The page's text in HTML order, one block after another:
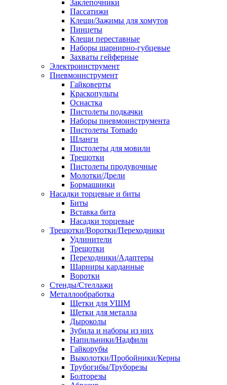
Заклепочники
Пассатижи
Клещи/Зажимы для хомутов
Пинцеты
Клещи переставные
Наборы шарнирно-губцевые
Захваты гейферные
Электроинструмент
Пневмоинструмент
Гайковерты
Краскопульты
Оснастка
Пистолеты подкачки
Наборы пневмоинструмента
Пистолеты Tornado
Шланги
Пистолеты для мовили
Трещотки
Пистолеты продувочные
Молотки/Дрели
Бормашинки
Насадки торцевые и биты
Биты
Вставка бита
Насадки торцевые
Трещотки/Воротки/Переходники
Удлинители
Трещотки
Переходники/Адаптеры
Шарниры карданные
Воротки
Стенды/Стеллажи
Металлообработка
Щетки для УШМ
Щетки для металла
Дыроколы
Зубила и наборы из них
Напильники/Надфили
Гайкорубы
Выколотки/Пробойники/Керны
Трубогибы/Труборезы
Болторезы